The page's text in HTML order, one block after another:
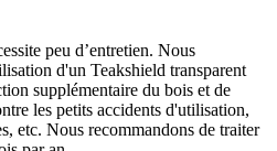
peu d’entretien. Nous
d'un Teakshield transparent
supplémentaire du bois et de
les petits accidents d'utilisation,
etc. Nous recommandons de traiter